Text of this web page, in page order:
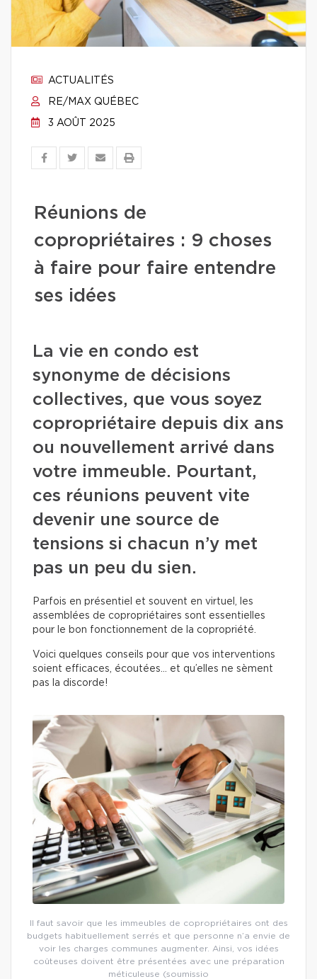
ACTUALITÉS
RE/MAX QUÉBEC
3 AOÛT 2025
Réunions de
copropriétaires : 9 choses
à faire pour faire entendre
ses idées
La vie en condo est
synonyme de décisions
collectives, que vous soyez
copropriétaire depuis dix ans
ou nouvellement arrivé dans
votre immeuble. Pourtant,
ces réunions peuvent vite
devenir une source de
tensions si chacun n’y met
pas un peu du sien.
Parfois en présentiel et souvent en virtuel, les
assemblées de copropriétaires sont essentielles
pour le bon fonctionnement de la copropriété.
Voici quelques conseils pour que vos interventions
soient efficaces, écoutées… et qu’elles ne sèment
pas la discorde!
Il faut savoir que les immeubles de copropriétaires ont des
budgets habituellement serrés et que personne n’a envie de
voir les charges communes augmenter. Ainsi, vos idées
coûteuses doivent être présentées avec une préparation
méticuleuse (soumissio